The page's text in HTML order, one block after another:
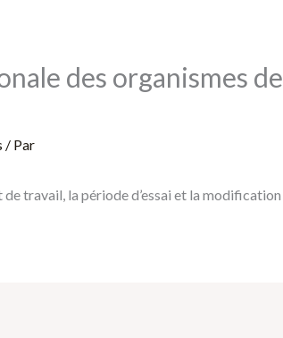
des organismes
/ Par
travail, la période d’essai et la